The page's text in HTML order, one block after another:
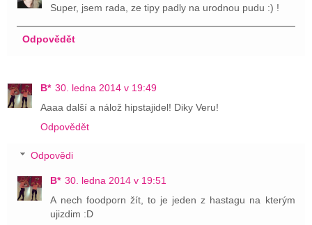
Super, jsem rada, ze tipy padly na urodnou pudu :) !
Odpovědět
B* 30. ledna 2014 v 19:49
Aaaa další a nálož hipstajidel! Diky Veru!
Odpovědět
Odpovědi
B* 30. ledna 2014 v 19:51
A nech foodporn žít, to je jeden z hastagu na kterým
ujizdim :D